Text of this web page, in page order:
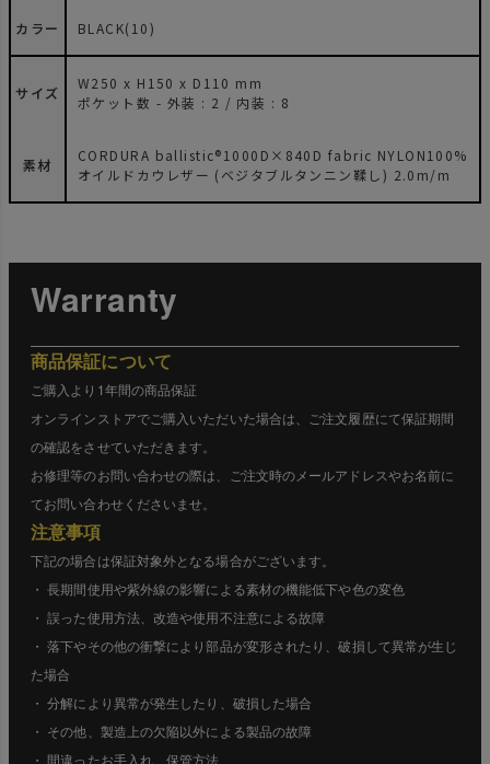
カラー BLACK(10)
サイズ
W250 x H150 x D110 mm
ポケット数 - 外装 : 2 / 内装 : 8
素材
CORDURA ballistic®1000D×840D fabric NYLON100%
オイルドカウレザー (ベジタブルタンニン鞣し) 2.0m/m
Warranty
商品保証について
ご購入より1年間の商品保証
オンラインストアでご購入いただいた場合は、ご注文履歴にて保証期間
の確認をさせていただきます。
お修理等のお問い合わせの際は、ご注文時のメールアドレスやお名前に
てお問い合わせくださいませ。
注意事項
下記の場合は保証対象外となる場合がございます。
・ 長期間使用や紫外線の影響による素材の機能低下や色の変色
・ 誤った使用方法、改造や使用不注意による故障
・ 落下やその他の衝撃により部品が変形されたり、破損して異常が生じ
た場合
・ 分解により異常が発生したり、破損した場合
・ その他、製造上の欠陥以外による製品の故障
・ 間違ったお手入れ、保管方法